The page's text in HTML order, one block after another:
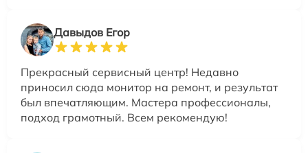
Давыдов Егор
Прекрасный сервисный центр! Недавно
приносил сюда монитор на ремонт, и результат
был впечатляющим. Мастера профессионалы,
подход грамотный. Всем рекомендую!